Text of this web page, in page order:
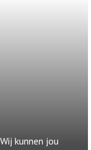
kunnen jou